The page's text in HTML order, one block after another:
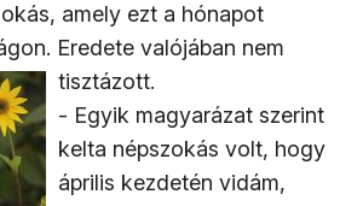
amely ezt a hónapot
Eredete valójában nem
tisztázott.
- Egyik magyarázat szerint
kelta népszokás volt, hogy
április kezdetén vidám,